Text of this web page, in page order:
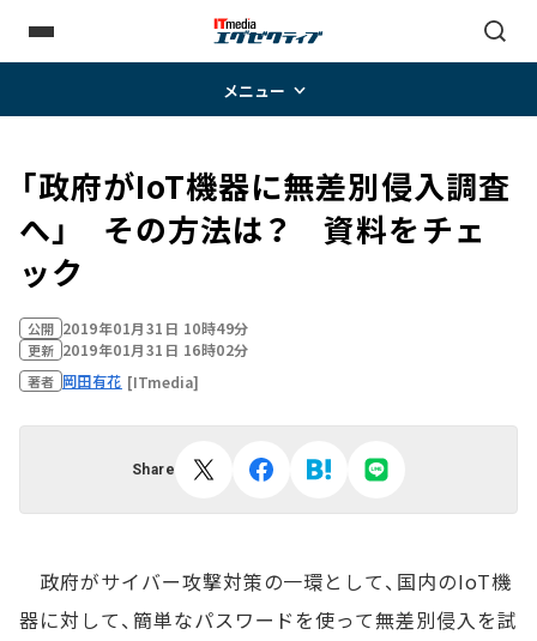
メニュー
「政府がIoT機器に無差別侵入調査
へ」 その方法は？ 資料をチェ
ック
公開 2019年01月31日 10時49分
更新 2019年01月31日 16時02分
著者 岡田有花 [ITmedia]
Share
政府がサイバー攻撃対策の一環として、国内のIoT機
器に対して、簡単なパスワードを使って無差別侵入を試